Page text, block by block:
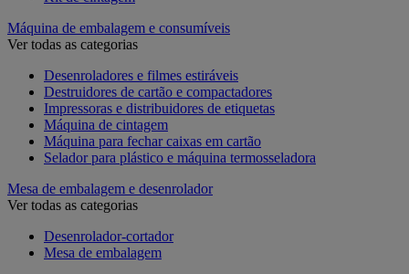
Máquina de embalagem e consumíveis
Ver todas as categorias
Desenroladores e filmes estiráveis
Destruidores de cartão e compactadores
Impressoras e distribuidores de etiquetas
Máquina de cintagem
Máquina para fechar caixas em cartão
Selador para plástico e máquina termosseladora
Mesa de embalagem e desenrolador
Ver todas as categorias
Desenrolador-cortador
Mesa de embalagem